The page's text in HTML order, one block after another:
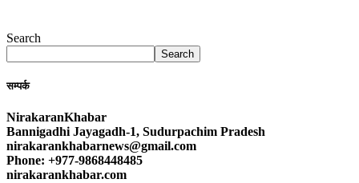
Search
Search
सम्पर्क
NirakaranKhabar
Bannigadhi Jayagadh-1, Sudurpachim Pradesh
nirakarankhabarnews@gmail.com
Phone: +977-9868448485
nirakarankhabar.com